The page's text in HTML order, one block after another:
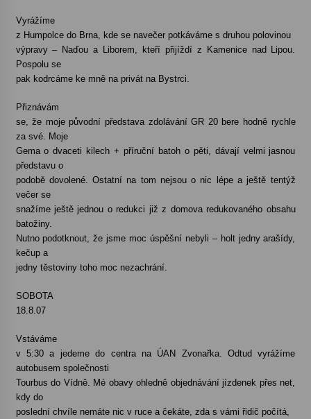
30. 6. 2026
Vyrážíme
z Humpolce do Brna, kde se navečer potkáváme s druhou polovinou
výpravy – Naďou a Liborem, kteří přijíždí z Kamenice nad Lipou.
Pospolu se
pak kodrcáme ke mně na privát na Bystrci.
Přiznávám
se, že moje původní představa zdolávání GR 20 bere hodně rychle
za své. Moje
Gema o dvaceti kilech + příruční batoh o pěti, dávají velmi jasnou
představu o
podobě dovolené. Ostatní na tom nejsou o nic lépe a ještě tentýž
večer se
snažíme ještě jednou o redukci již z domova redukovaného obsahu
batožiny.
Nutno podotknout, že jsme moc úspěšní nebyli – holt jedny arašídy,
kečup a
jedny těstoviny toho moc nezachrání.
SOBOTA
18.8.07
Vstáváme
v 5:30 a jedeme do centra na ÚAN Zvonařka. Odtud vyrážíme
autobusem společnosti
Tourbus do Vídně. Mé obavy ohledně objednávání jízdenek přes net,
kdy do
poslední chvíle nemáte nic v ruce a čekáte, zda s vámi řidič počítá,